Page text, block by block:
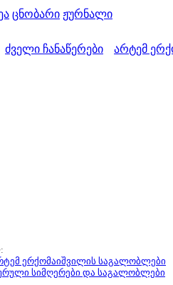
ცნობარი ჟურნალი
ძველი ჩანაწერები არტემ
ერქომაიშვილის საგალობლები
სიმღერები და საგალობლები